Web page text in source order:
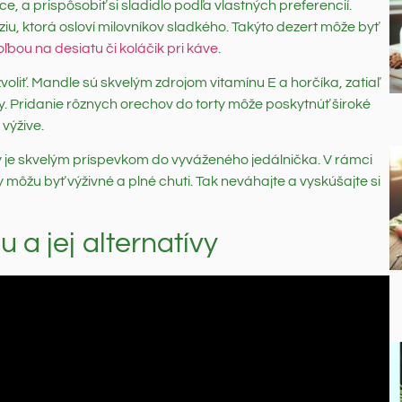
a prispôsobiť si sladidlo podľa vlastných preferencií.
ktorá osloví milovníkov sladkého. Takýto dezert môže byť
na desiatu či koláčik pri káve
Mandle sú skvelým zdrojom vitamínu E a horčíka, zatiaľ
rôznych orechov do torty môže poskytnúť široké
skvelým príspevkom do vyváženého jedálnička. V rámci
byť výživné a plné chuti. Tak neváhajte a vyskúšajte si
a jej alternatívy